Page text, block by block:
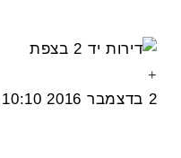
2 בדצמבר 2016 10:10